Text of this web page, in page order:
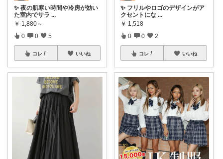
✨ 夜の肌寒い時間や冷房が効い
た室内でサラ ...
￥ 1,880～
0 0 5
コレ いいね
✨ フリルやロゴのデザインがア
クセントにな ...
￥ 1,518
0 0 2
コレ いいね